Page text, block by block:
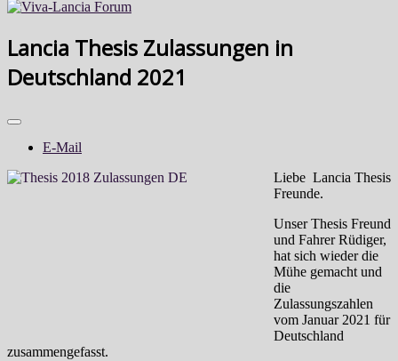
Lancia Thesis Zulassungen in
Deutschland 2021
E-Mail
Liebe Lancia Thesis
Freunde.
Unser Thesis Freund
und Fahrer Rüdiger,
hat sich wieder die
Mühe gemacht und
die
Zulassungszahlen
vom Januar 2021 für
Deutschland
zusammengefasst.